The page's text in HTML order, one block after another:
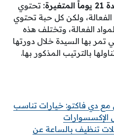
تحتوي
ولكن كل حبة تحتوي
الفعالة، وتختلف هذه
تمر بها السيدة خلال دورتها
بالترتيب المذكور بها.
دي فاكتو: خيارات تناسب
الإكسسوارات
تنظيف بالساعة عن